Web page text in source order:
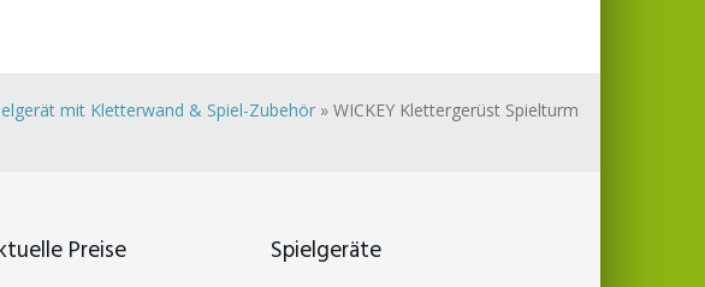
mit Kletterwand & Spiel-Zubehör » WICKEY Klettergerüst Spielturm
Preise Spielgeräte